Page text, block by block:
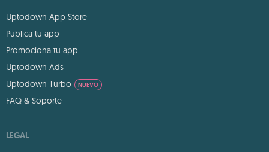
Uptodown App Store
Publica tu app
Promociona tu app
Uptodown Ads
Uptodown Turbo
NUEVO
FAQ & Soporte
LEGAL